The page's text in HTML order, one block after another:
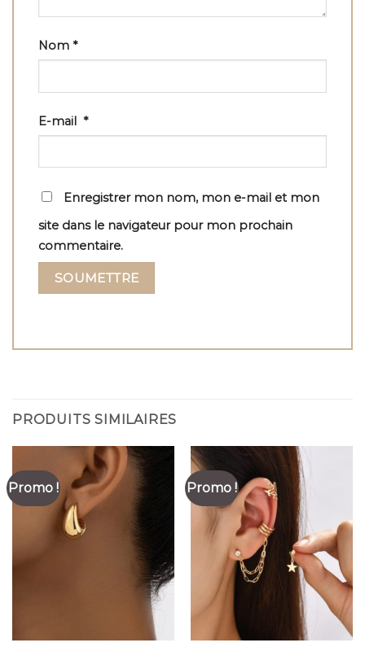
Nom *
E-mail *
Enregistrer mon nom, mon e-mail et mon
site dans le navigateur pour mon prochain
commentaire.
PRODUITS SIMILAIRES
Promo ! Promo !